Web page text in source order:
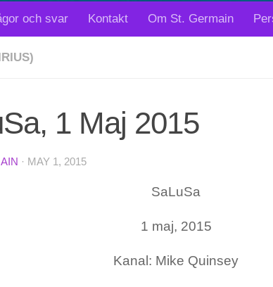
och svar Kontakt Om St. Germain
1 Maj 2015
· MAY 1, 2015
SaLuSa
1 maj, 2015
Kanal: Mike Quinsey